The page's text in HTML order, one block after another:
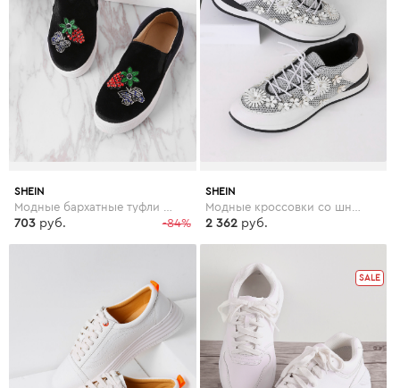
SHEIN
-84%
703 руб.
SHEIN
2 362 руб.
SALE